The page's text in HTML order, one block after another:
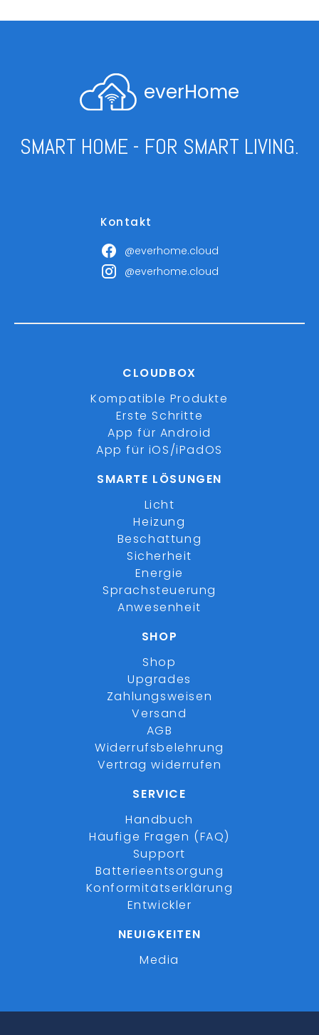
everHome
SMART HOME - FOR SMART LIVING.
Kontakt
@everhome.cloud
@everhome.cloud
CLOUDBOX
Kompatible Produkte
Erste Schritte
App für Android
App für iOS/iPadOS
SMARTE LÖSUNGEN
Licht
Heizung
Beschattung
Sicherheit
Energie
Sprachsteuerung
Anwesenheit
SHOP
Shop
Upgrades
Zahlungsweisen
Versand
AGB
Widerrufsbelehrung
Vertrag widerrufen
SERVICE
Handbuch
Häufige Fragen (FAQ)
Support
Batterieentsorgung
Konformitätserklärung
Entwickler
NEUIGKEITEN
Media